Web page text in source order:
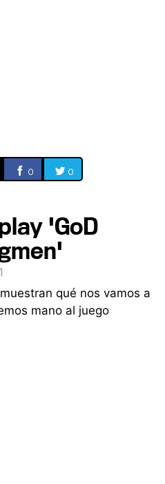
0 0
'GoD
qué nos vamos a
mano al juego